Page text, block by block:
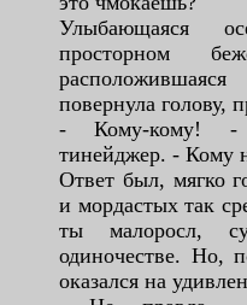
Улыбающаяся
просторном
повернула голову,
- Кому-кому! -
тинейджер. - Кому
Ответ был, мягко
и мордастых так
ты малоросл,
одиночестве. Но,
оказался на